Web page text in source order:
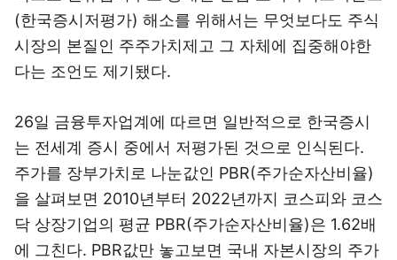
(한국증시저평가) 해소를 위해서는 무엇보다도 주식
시장의 본질인 주주가치제고 그 자체에 집중해야한
다는 조언도 제기됐다.
26일 금융투자업계에 따르면 일반적으로 한국증시
는 전세계 증시 중에서 저평가된 것으로 인식된다.
주가를 장부가치로 나눈값인 PBR(주가순자산비율)
을 살펴보면 2010년부터 2022년까지 코스피와 코스
닥 상장기업의 평균 PBR(주가순자산비율)은 1.62배
에 그친다. PBR값만 놓고보면 국내 자본시장의 주가